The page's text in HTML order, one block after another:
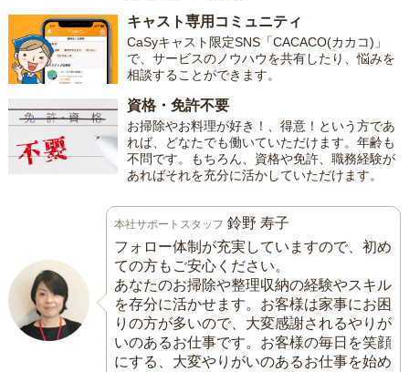
キャスト専用コミュニティ
CaSyキャスト限定SNS「CACACO(カカコ)」
で、サービスのノウハウを共有したり、悩みを
相談することができます。
資格・免許不要
お掃除やお料理が好き！、得意！という方であ
れば、どなたでも働いていただけます。年齢も
不問です。もちろん、資格や免許、職務経験が
あればそれを充分に活かしていただけます。
本社サポートスタッフ 鈴野 寿子
フォロー体制が充実していますので、初め
ての方もご安心ください。
あなたのお掃除や整理収納の経験やスキル
を存分に活かせます。お客様は家事にお困
りの方が多いので、大変感謝されるやりが
いのあるお仕事です。お客様の毎日を笑顔
にする、大変やりがいのあるお仕事を始め